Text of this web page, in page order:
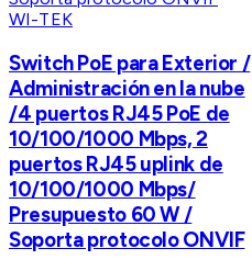
WI-TEK
Switch PoE para Exterior /
Administración en la nube
/4 puertos RJ45 PoE de
10/100/1000 Mbps, 2
puertos RJ45 uplink de
10/100/1000 Mbps/
Presupuesto 60 W /
Soporta protocolo ONVIF